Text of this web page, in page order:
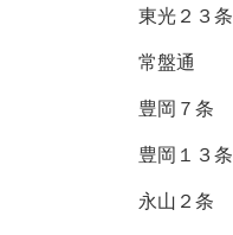
東光２３条
常盤通
豊岡７条
豊岡１３条
永山２条